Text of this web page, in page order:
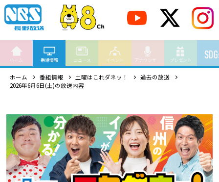
ホーム 番組情報 ニュース イベント アナウンサー プレゼント
ホーム 番組情報 土曜はこれダネッ！
過去の放送
2026年6月6日(土)の放送内容